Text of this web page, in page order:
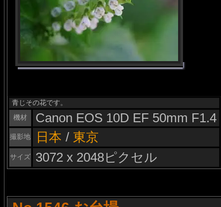
青じその花です。
機材
Canon EOS 10D EF 50mm F1.4
撮影地 日本 / 東京
サイズ 3072 x 2048ピクセル